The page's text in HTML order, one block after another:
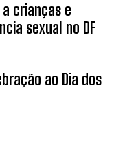
crianças e
sexual no DF
ao Dia dos